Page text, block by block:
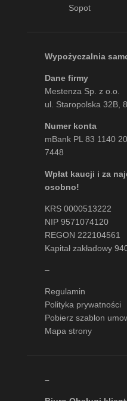
Sopot
Wypożyczalnia
Dane firmy
Mestenza Sp. z o.o.
ul. Staropolska 32B,
Numer konta
mBank PL 83 1140
7448
Wpłat kaucji i za
osobno!
KRS 0000513222
NIP 9571074120
REGON 222104561
Kapitał zakładowy
–
Regulamin
Polityka prywatności
Pobierz szablon
Mapa strony
–